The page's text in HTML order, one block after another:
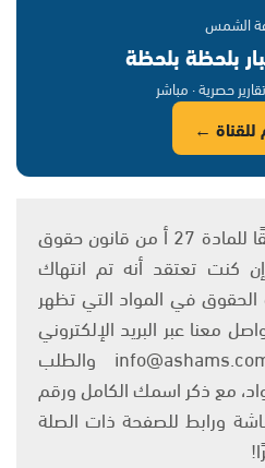
الشمس
بلحظة بلحظة
حصرية · مباشر
للقناة ←
يتم الاستخدام المواد وفقًا للمادة 27 أ من قانون حقوق
والنشر 2007، وإن كنت تعتقد أنه تم انتهاك
في المواد التي تظهر
معنا عبر البريد الإلكتروني
على العنوان التالي: info@ashams.com والطلب
مع ذكر اسمك الكامل ورقم
ورابط للصفحة ذات الصلة